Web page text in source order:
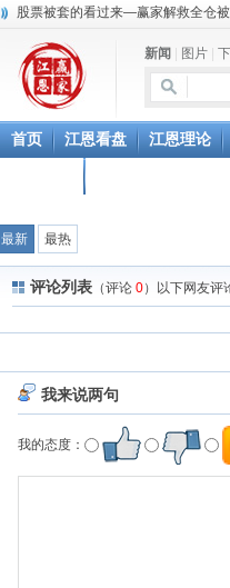
股票被套的看过来—赢家解救全仓
新闻 图片
首页 江恩看盘 江恩理论
最新 最热
评论列表 （评论 0）以下网友评
我来说两句
我的态度：